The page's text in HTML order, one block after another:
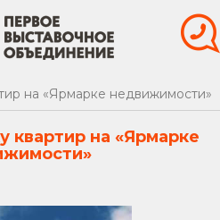
на «Ярмарке недвижимости»
квартир на «Ярмарке